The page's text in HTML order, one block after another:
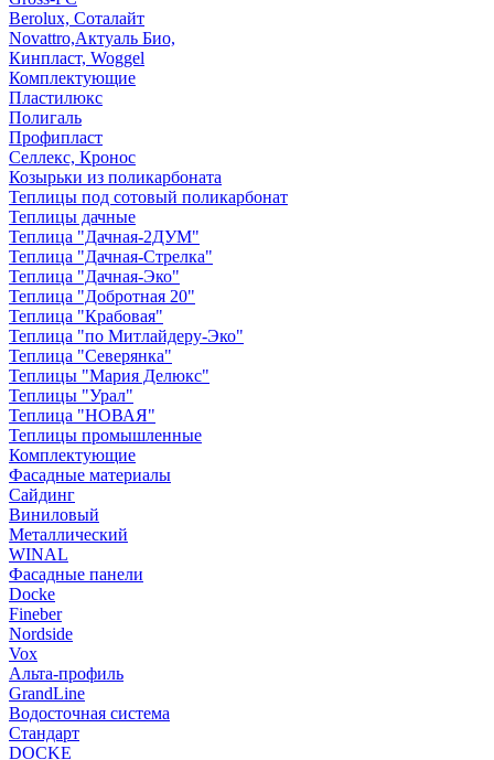
Berolux, Соталайт
Novattro,Актуаль Био,
Кинпласт, Woggel
Комплектующие
Пластилюкс
Полигаль
Профипласт
Селлекс, Кронос
Козырьки из поликарбоната
Теплицы под сотовый поликарбонат
Теплицы дачные
Теплица "Дачная-2ДУМ"
Теплица "Дачная-Стрелка"
Теплица "Дачная-Эко"
Теплица "Добротная 20"
Теплица "Крабовая"
Теплица "по Митлайдеру-Эко"
Теплица "Северянка"
Теплицы "Мария Делюкс"
Теплицы "Урал"
Теплица "НОВАЯ"
Теплицы промышленные
Комплектующие
Фасадные материалы
Сайдинг
Виниловый
Металлический
WINAL
Фасадные панели
Docke
Fineber
Nordside
Vox
Альта-профиль
GrandLine
Водосточная система
Стандарт
DOCKE